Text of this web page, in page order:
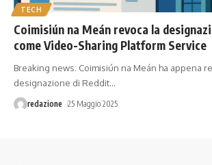
TECH
Coimisiún na Meán revoca la
come Video-Sharing Platform Service
Breaking news: Coimisiún na Meán ha appena
designazione di Reddit…
redazione 25 Maggio 2025